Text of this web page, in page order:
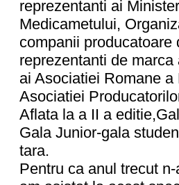
reprezentanti ai
Medicametului,
companii
reprezentanti de
ai Asociatiei Romane
Asociatiei
Aflata la a II a
Gala Junior-gala
tara.
Pentru ca anul trecut